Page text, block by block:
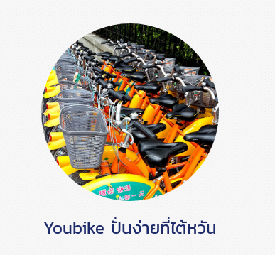
Youbike ปั่นง่ายที่ไต้หวัน